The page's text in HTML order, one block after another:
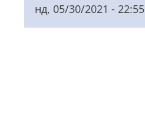
нд, 05/30/2021 - 22:55